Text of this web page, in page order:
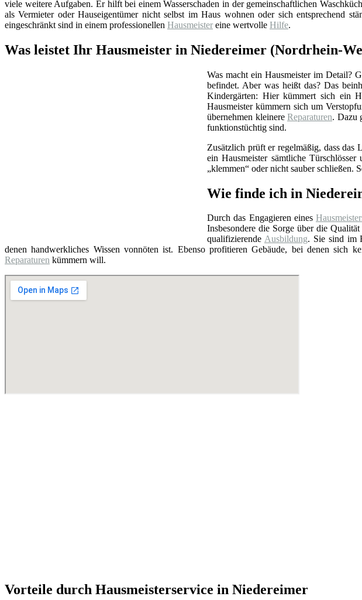
viele weitere Aufgaben. Er hilft bei einem Wasserschaden in der gemeinschaftlichen
als Vermieter oder Hauseigentümer nicht selbst im Haus wohnen oder sich entsprechend
eingeschränkt sind in einem professionellen Hausmeister eine wertvolle Hilfe.
Was leistet Ihr Hausmeister in Niedereimer (Nordrhein-
Was macht ein Hausmeister im Detail?
befindet. Aber was heißt das? Das
Kindergärten: Hier kümmert sich ein
Hausmeister kümmern sich um
übernehmen kleinereReparaturen. Dazu
funktionstüchtig sind.
Zusätzlich prüft er regelmäßig, dass
ein Hausmeister sämtliche
„klemmen“ oder nicht sauber schließen.
Wie finde ich in
Durch das Engagieren eines
Insbesondere die Sorge über die
qualifizierende Ausbildung. Sie sind im
denen handwerkliches Wissen vonnöten ist. Ebenso profitieren Gebäude, bei denen sich
Reparaturen kümmern will.
Vorteile durch Hausmeisterservice in Niedereimer